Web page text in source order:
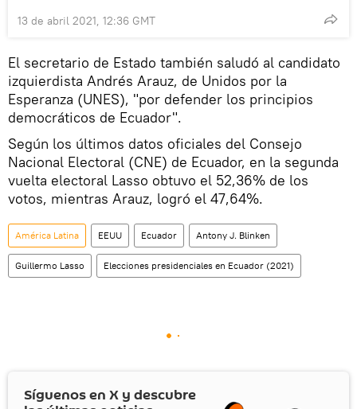
13 de abril 2021, 12:36 GMT
El secretario de Estado también saludó al candidato
izquierdista Andrés Arauz, de Unidos por la
Esperanza (UNES), "por defender los principios
democráticos de Ecuador".
Según los últimos datos oficiales del Consejo
Nacional Electoral (CNE) de Ecuador, en la segunda
vuelta electoral Lasso obtuvo el 52,36% de los
votos, mientras Arauz, logró el 47,64%.
América Latina EEUU Ecuador Antony J. Blinken
Guillermo Lasso Elecciones presidenciales en Ecuador (2021)
Síguenos en X y descubre